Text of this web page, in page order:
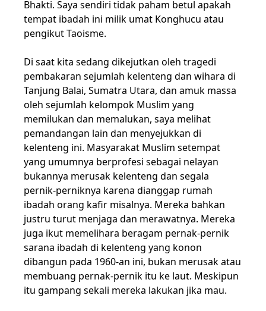
Bhakti. Saya sendiri tidak paham betul apakah
tempat ibadah ini milik umat Konghucu atau
pengikut Taoisme.
Di saat kita sedang dikejutkan oleh tragedi
pembakaran sejumlah kelenteng dan wihara di
Tanjung Balai, Sumatra Utara, dan amuk massa
oleh sejumlah kelompok Muslim yang
memilukan dan memalukan, saya melihat
pemandangan lain dan menyejukkan di
kelenteng ini. Masyarakat Muslim setempat
yang umumnya berprofesi sebagai nelayan
bukannya merusak kelenteng dan segala
pernik-perniknya karena dianggap rumah
ibadah orang kafir misalnya. Mereka bahkan
justru turut menjaga dan merawatnya. Mereka
juga ikut memelihara beragam pernak-pernik
sarana ibadah di kelenteng yang konon
dibangun pada 1960-an ini, bukan merusak atau
membuang pernak-pernik itu ke laut. Meskipun
itu gampang sekali mereka lakukan jika mau.